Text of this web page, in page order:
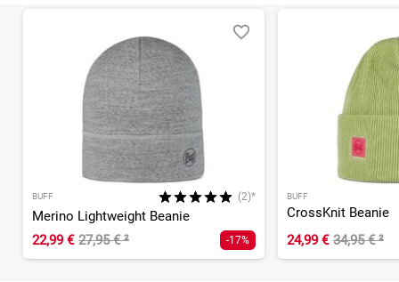
BUFF (2)*
Merino Lightweight Beanie
22,99 € 27,95 €² -17%
BUFF
CrossKnit Beanie
24,99 € 34,95 €²